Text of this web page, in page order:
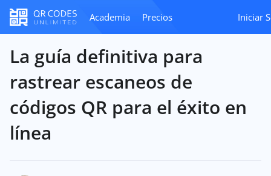
Academia Precios Iniciar
La guía definitiva para
rastrear escaneos de
códigos QR para el éxito en
línea